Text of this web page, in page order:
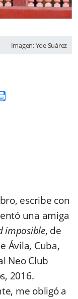
Imagen: Yoe Suárez
window
in a new window
escribe con
una amiga
imposible, de
Ávila, Cuba,
Neo Club
2016.
me obligó a